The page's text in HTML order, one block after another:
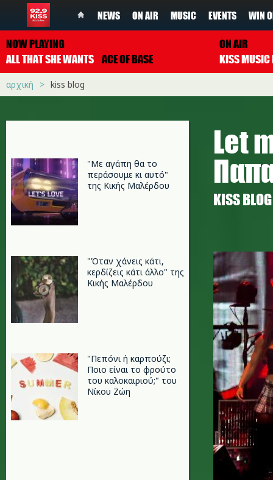
NEWS ON AIR MUSIC EVENTS WIN
NOW PLAYING
ALL THAT SHE WANTS ACE OF BASE
ON AIR
αρχική kiss blog
"Με αγάπη θα το
περάσουμε κι αυτό"
της Κικής Μαλέρδου
"Όταν χάνεις κάτι,
κερδίζεις κάτι άλλο" της
Κικής Μαλέρδου
"Πεπόνι ή καρπούζι;
Ποιo είναι το φρούτο
του καλοκαιριού;" του
Νίκου Ζώη
Let
KISS BLOG